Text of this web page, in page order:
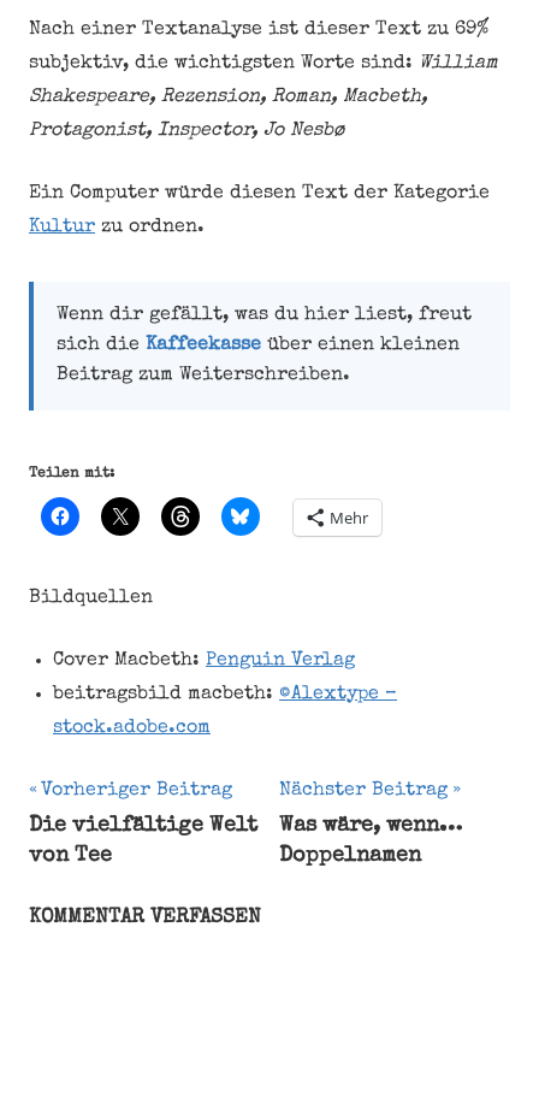
Nach einer Textanalyse ist dieser Text zu 69%
subjektiv, die wichtigsten Worte sind: William
Shakespeare, Rezension, Roman, Macbeth,
Protagonist, Inspector, Jo Nesbø
Ein Computer würde diesen Text der Kategorie
Kultur zu ordnen.
Wenn dir gefällt, was du hier liest, freut
sich die Kaffeekasseüber einen kleinen
Beitrag zum Weiterschreiben.
Teilen mit:
Mehr
Bildquellen
Cover Macbeth: Penguin Verlag
beitragsbild macbeth: ©Alextype –
stock.adobe.com
Inspector
Jo
Macbeth
Beitragsnavigation
Vorheriger Beitrag
Die vielfältige Welt
von Tee
Nächster Beitrag
Was wäre, wenn…
Doppelnamen
KOMMENTAR VERFASSEN